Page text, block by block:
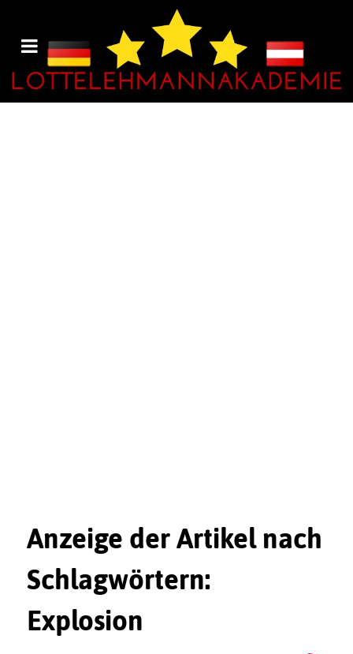
Anzeige der Artikel nach
Schlagwörtern:
Explosion